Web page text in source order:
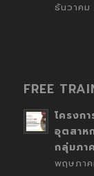
ธันวาค
FREE
โครงก
อุตสาห
กลุ่มภา
พฤษภา